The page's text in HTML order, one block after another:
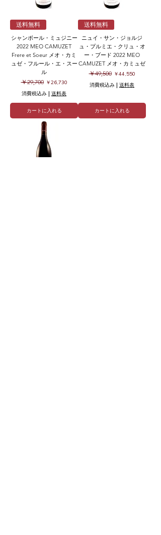
送料無料
シャンボール・ミュジニー
2022 MEO CAMUZET
Frere et Soeur メオ・カミ
ュゼ・フルール・エ・スー
ル
通常価格
￥29,700 セール価格
￥26,730
消費税込み | 送料表
カートに入れる
送料無料
ニュイ・サン・ジョルジ
ュ・プルミエ・クリュ・オ
ー・ブード 2022 MEO
CAMUZET メオ・カミュゼ
通常価格
￥49,500 セール価格
￥44,550
消費税込み | 送料表
カートに入れる